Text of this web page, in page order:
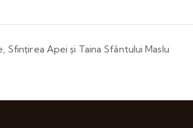
Sfințirea Apei și Taina Sfântului Maslu